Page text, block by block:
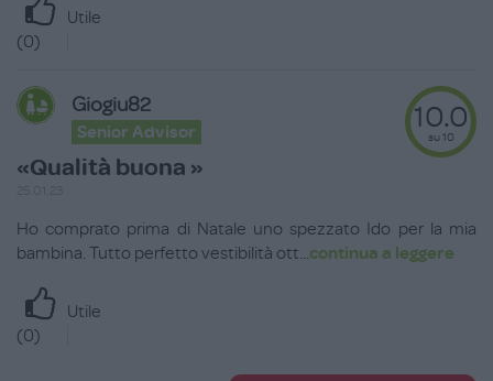
Utile
(0)
Giogiu82
Senior Advisor
«Qualità buona »
10.0
su 10
Ho comprato prima di Natale uno spezzato Ido per la mia
bambina. Tutto perfetto vestibilità ott...continua a leggere
Utile
(0)